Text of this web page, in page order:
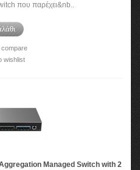
που παρέχει&nb..
compare
wishlist
Managed Switch with 2